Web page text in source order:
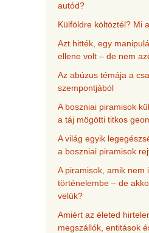
autód?
Külföldre költöztél? Mi
Azt hitték, egy
ellene volt – de nem
Az abúzus témája a
szempontjából
A boszniai piramisok
a táj mögötti titkos
A világ egyik
a boszniai piramisok
A piramisok, amik nem
történelembe – de
velük?
Amiért az életed
megszállók, entitások